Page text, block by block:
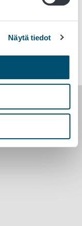
Näytä tiedot